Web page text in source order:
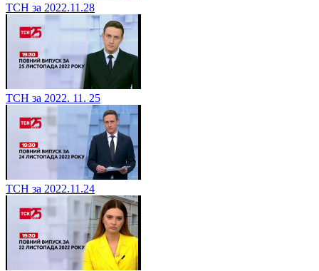
ТСН за 2022.11.28
ТСН за 2022. 11. 25
ТСН за 2022.11.24